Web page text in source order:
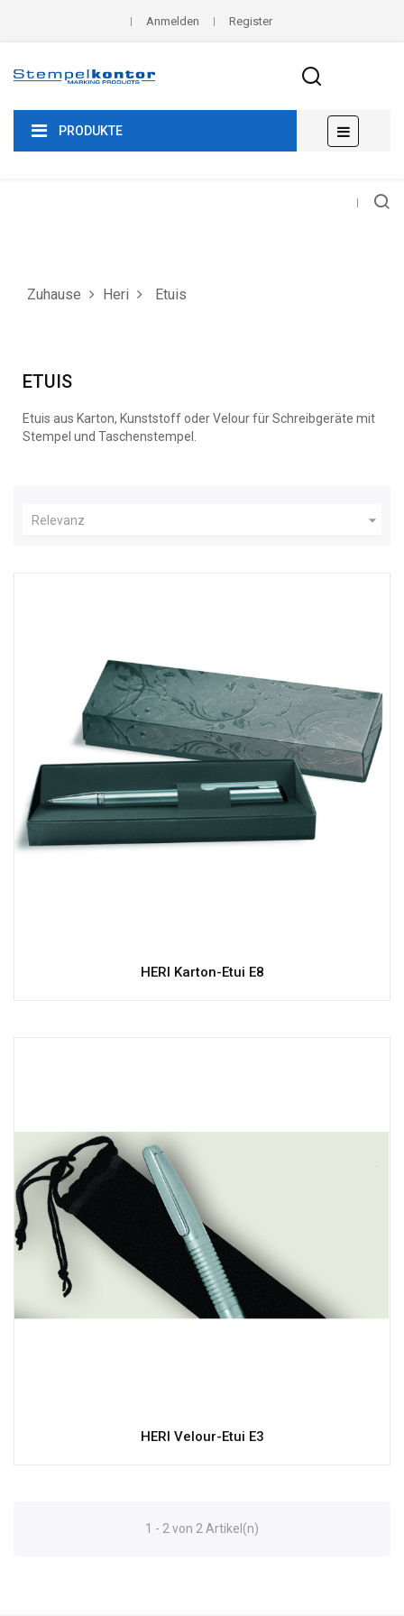
Anmelden Register
PRODUKTE
der
☰
Zuhause Heri Etuis
ETUIS
Etuis aus Karton, Kunststoff oder Velour für Schreibgeräte mit
Stempel und Taschenstempel.
Relevanz 
HERI Karton-Etui E8
HERI Velour-Etui E3
1 - 2 von 2 Artikel(n)